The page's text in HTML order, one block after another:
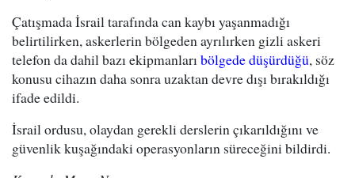
Çatışmada İsrail tarafında can kaybı yaşanmadığı
belirtilirken, askerlerin bölgeden ayrılırken gizli askeri
telefon da dahil bazı ekipmanlarıbölgede düşürdüğü, söz
konusu cihazın daha sonra uzaktan devre dışı bırakıldığı
ifade edildi.
İsrail ordusu, olaydan gerekli derslerin çıkarıldığını ve
güvenlik kuşağındaki operasyonların süreceğini bildirdi.